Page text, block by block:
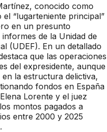
conocido como
el “lugarteniente principal”
en un presunto
de la Unidad de
(UDEF). En un detallado
que las operaciones
del expresidente, aunque
la estructura delictiva,
fondos en España
Lorente y el juez
montos pagados a
entre 2000 y 2025